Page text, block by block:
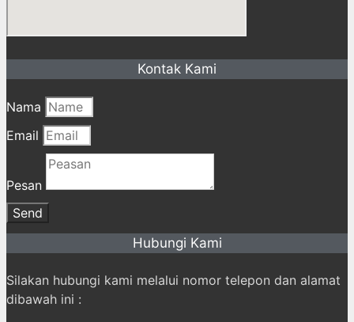
Kontak Kami
Nama
Email
Pesan
Send
Hubungi Kami
Silakan hubungi kami melalui nomor telepon dan alamat
dibawah ini :